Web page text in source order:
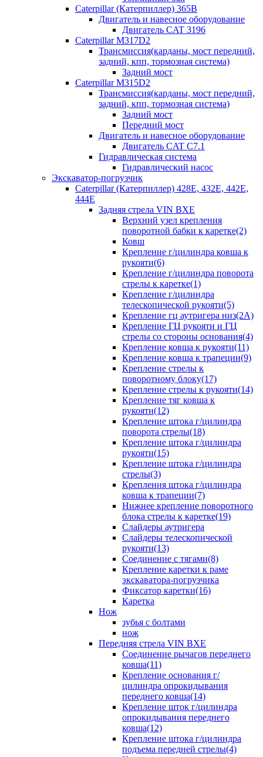
Caterpillar (Катерпиллер) 365B
Двигатель и навесное оборудование
Двигатель CAT 3196
Caterpillar M317D2
Трансмиссия(карданы, мост передний,
задний, кпп, тормозная система)
Задний мост
Caterpillar M315D2
Трансмиссия(карданы, мост передний,
задний, кпп, тормозная система)
Задний мост
Передний мост
Двигатель и навесное оборудование
Двигатель CAT C7.1
Гидравлическая система
Гидравлический насос
Экскаватор-погрузчик
Caterpillar (Катерпиллер) 428E, 432E, 442E,
444E
Задняя стрела VIN BXE
Верхний узел крепления
поворотной бабки к каретке(2)
Ковш
Крепление г/цилиндра ковша к
рукояти(6)
Крепление г/цилиндра поворота
стрелы к каретке(1)
Крепление г/цилиндра
телескопической рукояти(5)
Крепление гц аутригера низ(2А)
Крепление ГЦ рукояти и ГЦ
стрелы со стороны основания(4)
Крепление ковша к рукояти(11)
Крепление ковша к трапеции(9)
Крепление стрелы к
поворотному блоку(17)
Крепление стрелы к рукояти(14)
Крепление тяг ковша к
рукояти(12)
Крепление штока г/цилиндра
поворота стрелы(18)
Крепление штока г/цилиндра
рукояти(15)
Крепление штока г/цилиндра
стрелы(3)
Крепления штока г/цилиндра
ковша к трапеции(7)
Нижнее крепление поворотного
блока стрелы к каретке(19)
Слайдеры аутригера
Слайдеры телескопической
рукояти(13)
Соединение с тягами(8)
Крепление каретки к раме
экскаватора-погрузчика
Фиксатор каретки(16)
Каретка
Нож
зубья с болтами
нож
Передняя стрела VIN BXE
Cоединение рычагов переднего
ковша(11)
Крепление основания г/
цилиндра опрокидывания
переднего ковша(14)
Крепление шток г/цилиндра
опрокидывания переднего
ковша(12)
Крепление штока г/цилиндра
подъема передней стрелы(4)